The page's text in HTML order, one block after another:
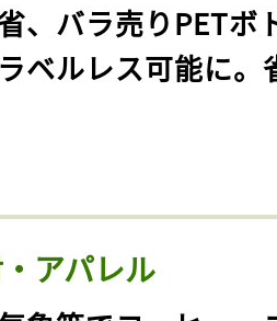
、バラ売りPETボ
ベルレス可能に。
アパレル